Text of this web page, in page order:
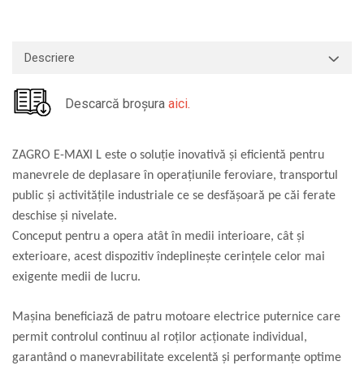
Senzori fără fir (Wireless)
Senzori seismici
PC, Laptop, Tablete
Laptopuri Industriale
Robotică
Vibrații
Echilibrări
Sonometrie
Descriere
Descarcă broșura aici.
ZAGRO E-MAXI L este o soluție inovativă și eficientă pentru
manevrele de deplasare în operațiunile feroviare, transportul
public și activitățile industriale ce se desfășoară pe căi ferate
deschise și nivelate.
Conceput pentru a opera atât în medii interioare, cât și
exterioare, acest dispozitiv îndeplinește cerințele celor mai
exigente medii de lucru.
Mașina beneficiază de patru motoare electrice puternice care
permit controlul continuu al roților acționate individual,
garantând o manevrabilitate excelentă și performanțe optime